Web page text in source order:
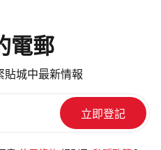
電郵
貼城中最新情報